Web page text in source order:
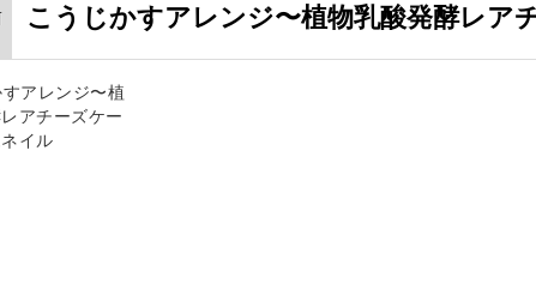
に、ダイエットや腸活を続けられますよ♪
使用！ナチュラル素材がうれしいレシ
こうじかすアレンジ〜植物乳酸発酵レア